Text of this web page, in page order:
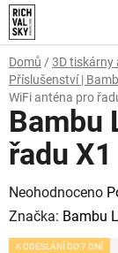
Přejít
na
obsah
Domů / 3D tiskárny
Příslušenství |
WiFi anténa pro
Bambu
řadu X1
Průměrné
hodnocení
produktu
Neohodnoceno
Značka: Bambu
K ODESLÁNÍ DO 7 DNÍ